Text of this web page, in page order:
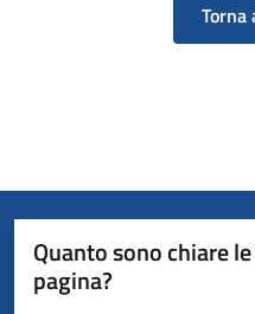
Torna
Quanto sono chiare
pagina?